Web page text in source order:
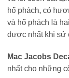
hổ phách, cỏ
và hổ phách là
được nhất khi sử
Mac Jacobs
nhất cho những